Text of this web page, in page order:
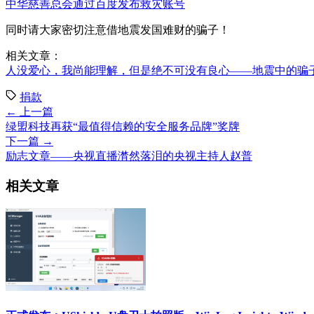
中华慈善总会通过百度发布救灾账号
同时请大家密切注意借地震发国难财的骗子！
相关文章：
人没爱心，我尚能理解，但是绝不可没有良心——地震中的骗
捐款
← 上一篇
绿盟科技再获“最值得信赖的安全服务品牌”奖牌
下一篇 →
励志文章——央视直播潸然落泪的央视主持人赵普
相关文章